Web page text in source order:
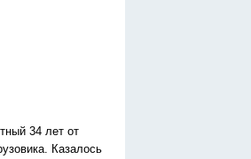
34 лет от
Казалось